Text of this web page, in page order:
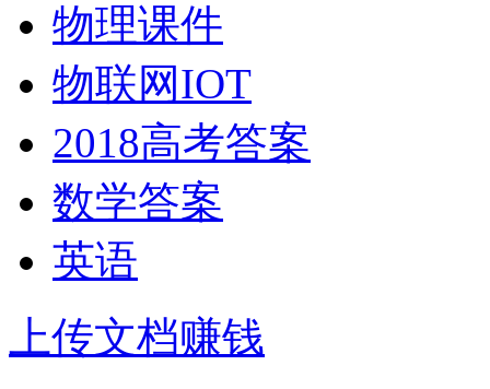
物理课件
物联网IOT
2018高考答案
数学答案
英语
上传文档赚钱